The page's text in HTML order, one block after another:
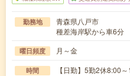
勤務地
青森県八戸市
種差海岸駅から車6分
曜日頻度 月～金
時間 【日勤】5勤2休8:00